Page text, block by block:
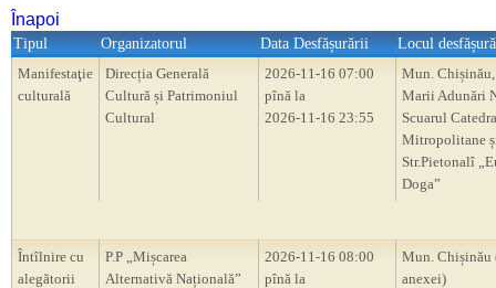
Înapoi
Tipul Organizatorul Data Desfășurării
Locul
Manifestaţie
culturală
Direcția Generală
Cultură și Patrimoniul
Cultural
2026-11-16 07:00
pînă la
2026-11-16 23:55
Mun.
Marii Adunări
Scuarul
Mitropolitane
Str.Pietonalî
Doga”
Întîlnire cu
alegătorii
P.P „Mișcarea
Alternativă Națională”
2026-11-16 08:00
pînă la
Mun. Chișinău
anexei)